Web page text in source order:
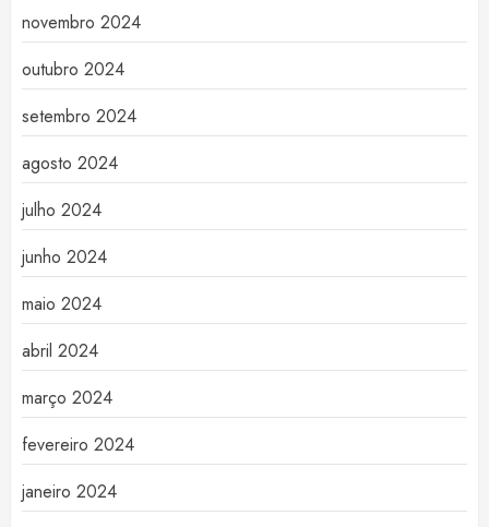
novembro 2024
outubro 2024
setembro 2024
agosto 2024
julho 2024
junho 2024
maio 2024
abril 2024
março 2024
fevereiro 2024
janeiro 2024